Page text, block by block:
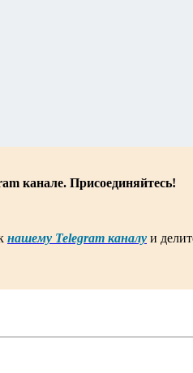
канале. Присоединяйтесь!
нашему Telegram каналу и